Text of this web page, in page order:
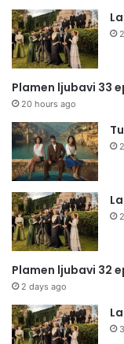
Plamen ljubavi 33
20 hours ago
Plamen ljubavi 32
2 days ago